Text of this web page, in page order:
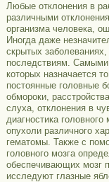
Любые отклонения в
различными
организма человека,
Иногда даже
скрытых
последствиям.
которых назначается
постоянные головные
обмороки,
слуха, отклонения в
диагностика
опухоли различного
гематомы. Также с
головного мозга
обеспечивающих мозг
исследуют глазные